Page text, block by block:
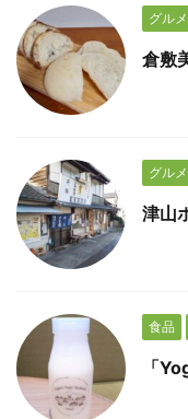
グルメ
倉敷
グルメ
津山
食品
「